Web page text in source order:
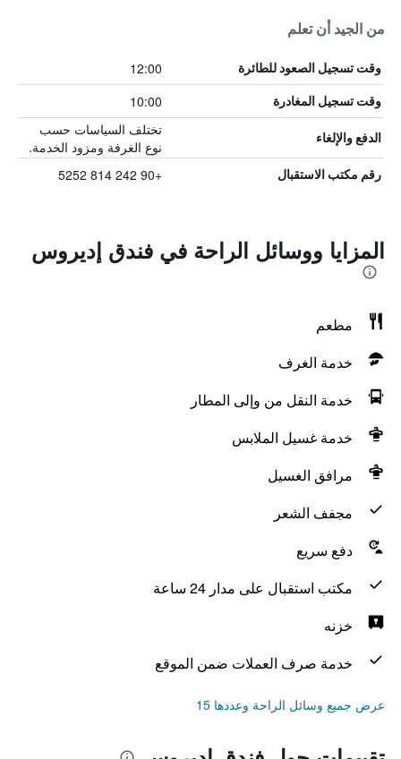
من الجيد أن تعلم
وقت تسجيل الصعود للطائرة 12:00
وقت تسجيل المغادرة 10:00
الدفع والإلغاء
تختلف السياسات حسب
نوع الغرفة ومزود الخدمة.
رقم مكتب الاستقبال +90 242 814 5252
المزايا ووسائل الراحة في فندق إديروس
مطعم
خدمة الغرف
خدمة النقل من وإلى المطار
خدمة غسيل الملابس
مرافق الغسيل
مجفف الشعر
دفع سريع
مكتب استقبال على مدار 24 ساعة
خزنه
خدمة صرف العملات ضمن الموقع
عرض جميع وسائل الراحة وعددها 15